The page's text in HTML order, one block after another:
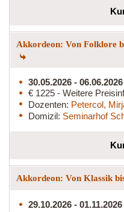
Akkordeon: Von Folklore
30.05.2026 - 06.06.2026
€ 1225 - Weitere
Dozenten: Petercol,
Domizil: Seminarhof
Akkordeon: Von Klassik
29.10.2026 - 01.11.2026